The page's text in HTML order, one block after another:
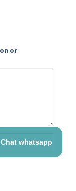
or
Chat whatsapp